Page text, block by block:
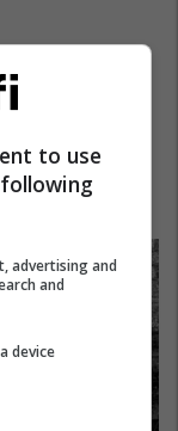
to use
advertising and
and
device